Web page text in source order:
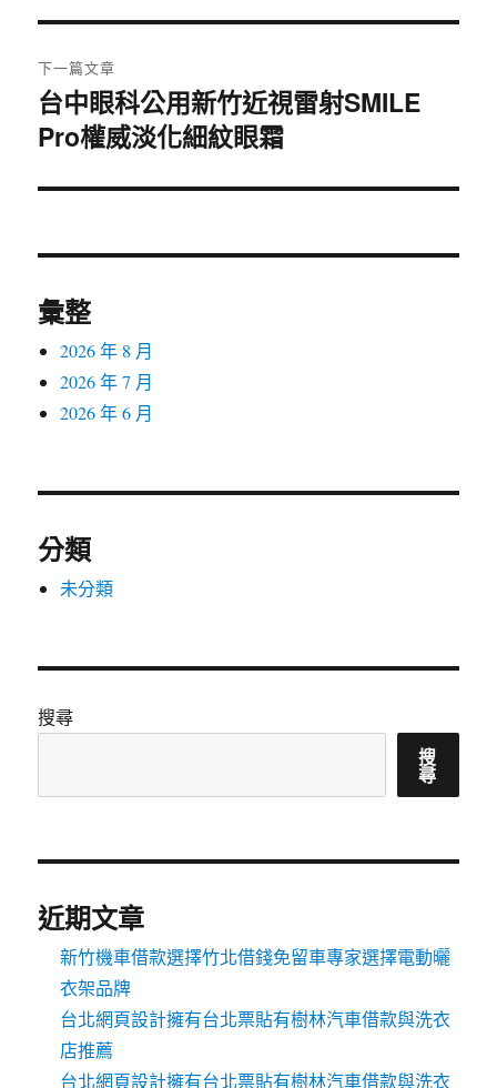
覽
文
章:
下一篇文章
下
一
文
台中眼科公用新竹近視雷射SMILE
Pro權威淡化細紋眼霜
彙整
2026 年 8 月
2026 年 7 月
2026 年 6 月
分類
未分類
搜尋
搜
尋
近期文章
新竹機車借款選擇竹北借錢免留車專家選擇電動曬
衣架品牌
台北網頁設計擁有台北票貼有樹林汽車借款與洗衣
店推薦
台北網頁設計擁有台北票貼有樹林汽車借款與洗衣